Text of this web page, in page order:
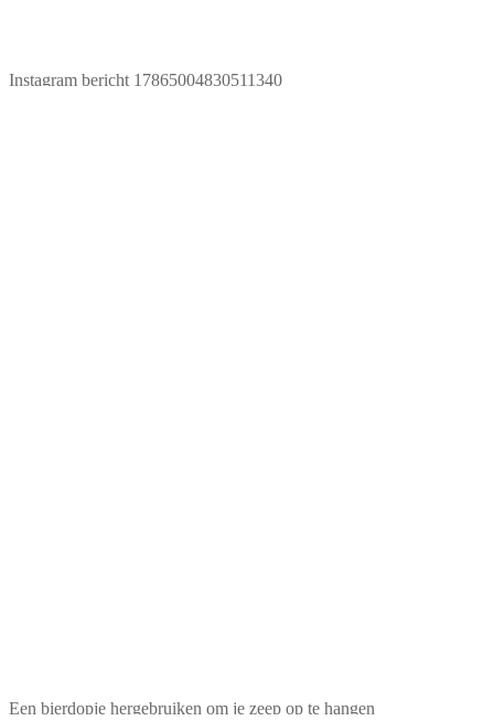
Instagram bericht 17865004830511340
Een bierdopje hergebruiken om je zeep op te hangen